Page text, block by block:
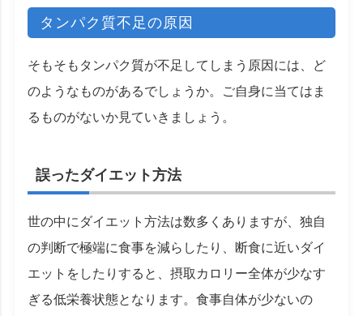
タンパク質不足の原因
そもそもタンパク質が不足してしまう原因には、ど
のようなものがあるでしょうか。ご自身に当てはま
るものがないか見ていきましょう。
誤ったダイエット方法
世の中にダイエット方法は数多くありますが、独自
の判断で極端に食事を減らしたり、断食に近いダイ
エットをしたりすると、摂取カロリー全体が少なす
ぎる低栄養状態となります。食事自体が少ないの